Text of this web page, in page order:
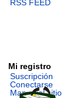
RSS FEED
Mi registro
Suscripción
Conectarse
Mapa del sitio